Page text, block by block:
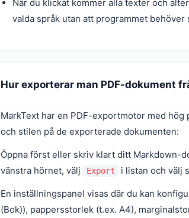
När du klickat kommer alla texter och
valda språk utan att programmet behöver
Hur exporterar man PDF-dokument
MarkText har en PDF-exportmotor med
och stilen på de exporterade dokumenten:
Öppna först eller skriv klart ditt Markdown-
vänstra hörnet, välj
Export i listan och välj
En inställningspanel visas där du kan
(Bok)), pappersstorlek (t.ex. A4),